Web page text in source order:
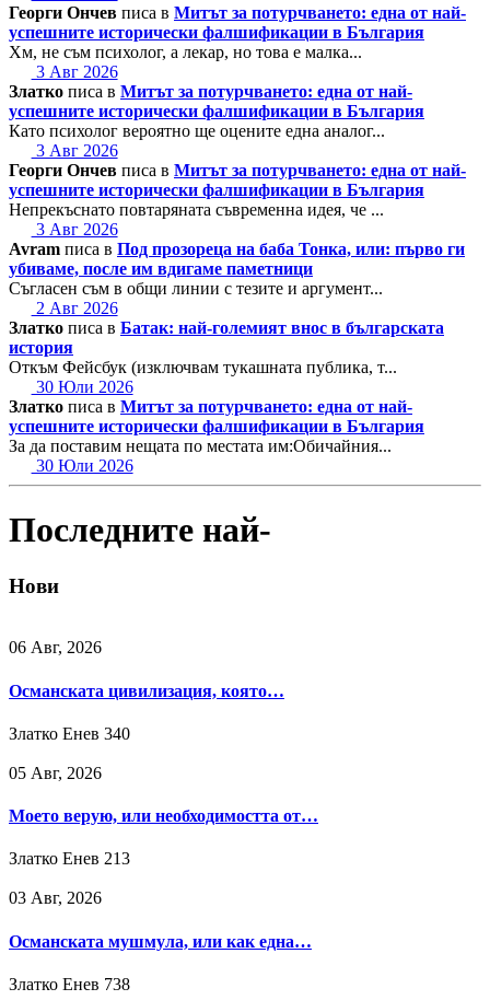
Георги Ончев писа в Митът за потурчването: една от най-
успешните исторически фалшификации в България
Хм, не съм психолог, а лекар, но това е малка...
3 Авг 2026
Златко писа в Митът за потурчването: една от най-
успешните исторически фалшификации в България
Като психолог вероятно ще оцените една аналог...
3 Авг 2026
Георги Ончев писа в Митът за потурчването: една от най-
успешните исторически фалшификации в България
Непрекъснато повтаряната съвременна идея, че ...
3 Авг 2026
Avram писа в Под прозореца на баба Тонка, или: първо ги
убиваме, после им вдигаме паметници
Съгласен съм в общи линии с тезите и аргумент...
2 Авг 2026
Златко писа в Батак: най-големият внос в българската
история
Откъм Фейсбук (изключвам тукашната публика, т...
30 Юли 2026
Златко писа в Митът за потурчването: една от най-
успешните исторически фалшификации в България
За да поставим нещата по местата им:Обичайния...
30 Юли 2026
Последните най-
Нови
06 Авг, 2026
Османската цивилизация, която…
Златко Енев 340
05 Авг, 2026
Моето верую, или необходимостта от…
Златко Енев 213
03 Авг, 2026
Османската мушмула, или как една…
Златко Енев 738